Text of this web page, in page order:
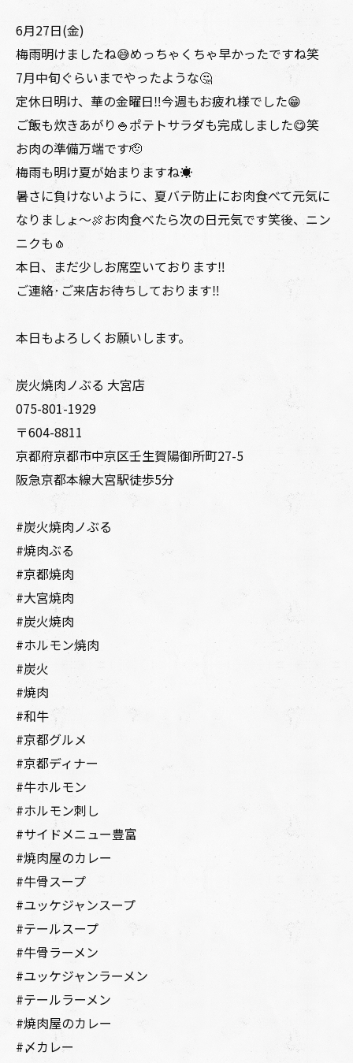
6月27日(金)
梅雨明けましたね😅めっちゃくちゃ早かったですね笑
7月中旬ぐらいまでやったような🤔
定休日明け、華の金曜日‼️今週もお疲れ様でした😁
ご飯も炊きあがり🍚ポテトサラダも完成しました😋笑
お肉の準備万端です🫡
梅雨も明け夏が始まりますね☀️
暑さに負けないように、夏バテ防止にお肉食べて元気に
なりましょ〜🍖お肉食べたら次の日元気です笑後、ニン
ニクも🧄
本日、まだ少しお席空いております‼️
ご連絡·ご来店お待ちしております‼️
本日もよろしくお願いします。
炭火焼肉ノぶる 大宮店
075-801-1929
〒604-8811
京都府京都市中京区壬生賀陽御所町27-5
阪急京都本線大宮駅徒歩5分
#炭火焼肉ノぶる
#焼肉ぶる
#京都焼肉
#大宮焼肉
#炭火焼肉
#ホルモン焼肉
#炭火
#焼肉
#和牛
#京都グルメ
#京都ディナー
#牛ホルモン
#ホルモン刺し
#サイドメニュー豊富
#焼肉屋のカレー
#牛骨スープ
#ユッケジャンスープ
#テールスープ
#牛骨ラーメン
#ユッケジャンラーメン
#テールラーメン
#焼肉屋のカレー
#〆カレー